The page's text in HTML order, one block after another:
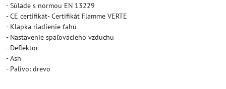
- Súlade s normou EN 13229
- CE certifikát- Certifikát Flamme VERTE
- Klapka riadienie ťahu
- Nastavenie spaľovacieho vzduchu
- Deflektor
- Ash
- Palivo: drevo